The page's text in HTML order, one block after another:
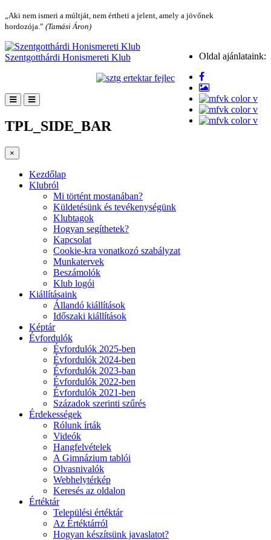
„Aki nem ismeri a múltját, nem értheti a jelent, amely a jövőnek
hordozója.” (Tamási Áron)
Oldal ajánlataink:
Szentgotthárdi Honismereti Klub
TPL_SIDE_BAR
×
Kezdőlap
Klubról
Mi történt mostanában?
Küldetésünk és tevékenységünk
Klubtagok
Hogyan segíthetek?
Kapcsolat
Cookie-kra vonatkozó szabályzat
Munkatervek
Beszámolók
Klub logói
Kiállításaink
Állandó kiállítások
Időszaki kiállítások
Képtár
Évfordulók
Évfordulók 2025-ben
Évfordulók 2024-ben
Évfordulók 2023-ban
Évfordulók 2022-ben
Évfordulók 2021-ben
Századok szerinti szűrés
Érdekességek
Rólunk írták
Videók
Hangfelvételek
A Gimnázium tablói
Olvasnivalók
Webhelytérkép
Keresés az oldalon
Értéktár
Települési értéktár
Az Értéktárról
Hogyan készítsünk javaslatot?